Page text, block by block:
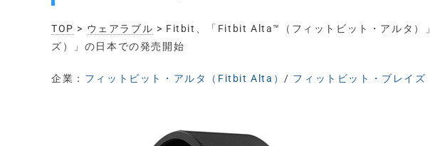
TOP > ウェアラブル > Fitbit、「Fitbit Alta™（フィットビット・アルタ）
ズ）」の日本での発売開始
企業： フィットビット・アルタ（Fitbit Alta） / フィットビット・ブレイ